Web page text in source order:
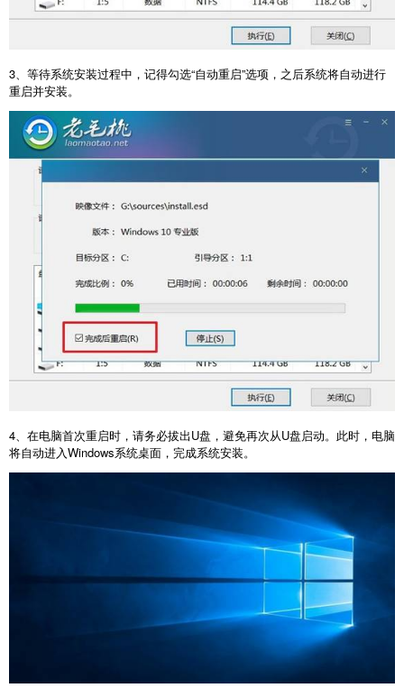
3 、等待系统安装过程中，记得勾选“自动重启”选项，之后系统将自动进行
重启并安装。
4、在电脑首次重启时，请务必拔出U盘，避免再次从U盘启动。此时，电脑
将自动进入Windows系统桌面，完成系统安装。